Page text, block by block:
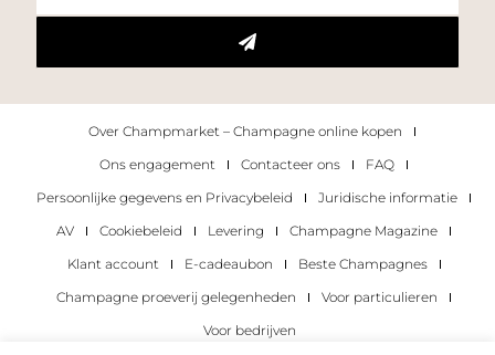
Over Champmarket – Champagne online kopen
Ons engagement
Contacteer ons
FAQ
Persoonlijke gegevens en Privacybeleid
Juridische informatie
AV
Cookiebeleid Levering
Champagne Magazine
Klant account
E-cadeaubon
Beste Champagnes
Champagne proeverij gelegenheden
Voor particulieren
Voor bedrijven